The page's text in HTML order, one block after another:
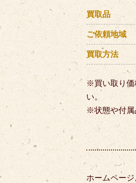
買取品
ご依頼地域
買取方法
※買い取り価
い。
※状態や付属
ホームペー